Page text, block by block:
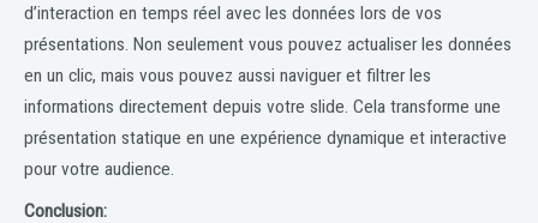
d’interaction en temps réel avec les données lors de vos
présentations. Non seulement vous pouvez actualiser les données
en un clic, mais vous pouvez aussi naviguer et filtrer les
informations directement depuis votre slide. Cela transforme une
présentation statique en une expérience dynamique et interactive
pour votre audience.
Conclusion: